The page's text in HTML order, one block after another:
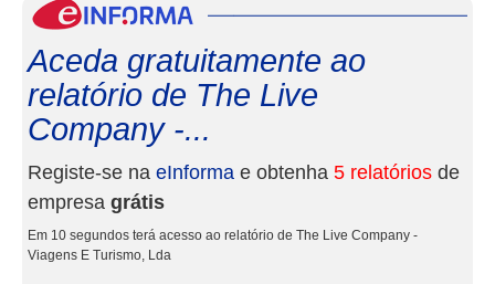
Aceda gratuitamente ao
relatório de The Live
Company -...
Registe-se na eInforma e obtenha 5 relatórios de
empresa grátis
Em 10 segundos terá acesso ao relatório de The Live Company -
Viagens E Turismo, Lda